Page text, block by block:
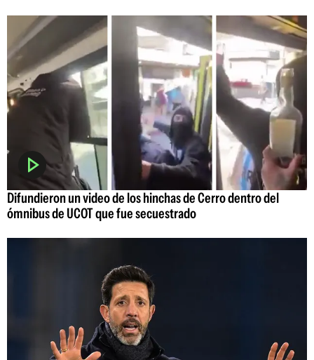
Difundieron un video de los hinchas de Cerro dentro del
ómnibus de UCOT que fue secuestrado